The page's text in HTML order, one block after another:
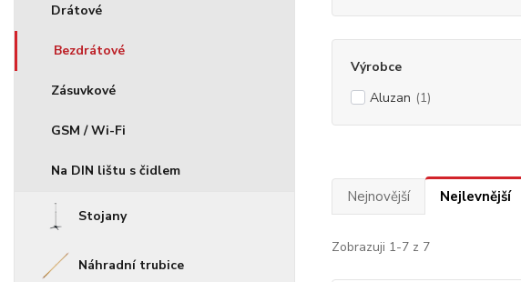
Drátové
Bezdrátové
Zásuvkové
GSM / Wi-Fi
Na DIN lištu s čidlem
Stojany
Náhradní trubice
Výrobce
Aluzan (1)
Nejnovější Nejlevnější
Zobrazuji 1-7 z 7